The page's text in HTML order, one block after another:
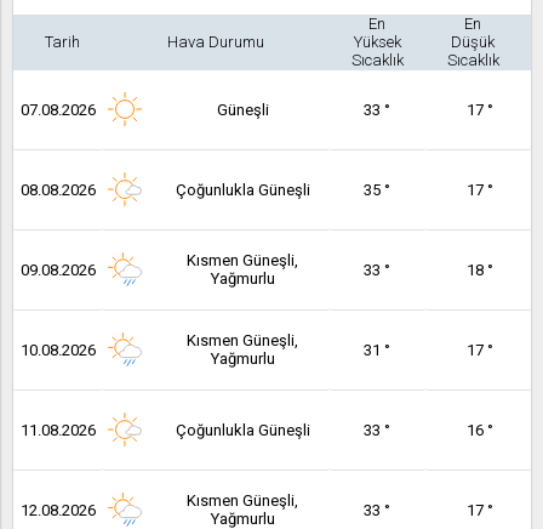
Tarih Hava Durumu
En
Yüksek
Sıcaklık
En
Düşük
Sıcaklık
07.08.2026 Güneşli 33 ° 17 °
08.08.2026 Çoğunlukla Güneşli 35 ° 17 °
09.08.2026
Kısmen Güneşli,
Yağmurlu
33 ° 18 °
10.08.2026
Kısmen Güneşli,
Yağmurlu
31 ° 17 °
11.08.2026 Çoğunlukla Güneşli 33 ° 16 °
12.08.2026
Kısmen Güneşli,
Yağmurlu
33 ° 17 °